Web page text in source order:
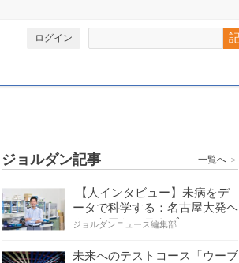
ログイン
ジョルダン記事 一覧へ ＞
【人インタビュー】未病をデ
ータで科学する：名古屋大発ヘ
ルスケアシステムズの…
ジョルダンニュース編集部
未来へのテストコース「ウーブ